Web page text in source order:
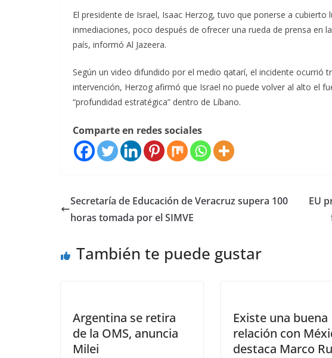
El presidente de Israel, Isaac Herzog, tuvo que ponerse a
inmediaciones, poco después de ofrecer una rueda de prensa en
país, informó Al Jazeera.
Según un video difundido por el medio qatarí, el incidente ocurrió
intervención, Herzog afirmó que Israel no puede volver al alto el
“profundidad estratégica” dentro de Líbano.
Comparte en redes sociales
Secretaría de Educación de Veracruz supera 100
horas tomada por el SIMVE
EU
También te puede gustar
Argentina se retira
de la OMS, anuncia
Milei
Existe una buena
relación con
destaca Marco